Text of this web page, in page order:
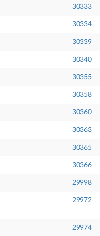
30333
30334
30339
30340
30355
30358
30360
30363
30365
30366
29998
29972
29974